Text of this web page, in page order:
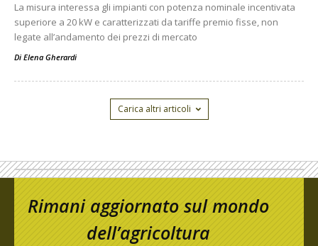
La misura interessa gli impianti con potenza nominale incentivata
superiore a 20 kW e caratterizzati da tariffe premio fisse, non
legate all’andamento dei prezzi di mercato
Di Elena Gherardi
Carica altri articoli
Rimani aggiornato sul mondo
dell’agricoltura